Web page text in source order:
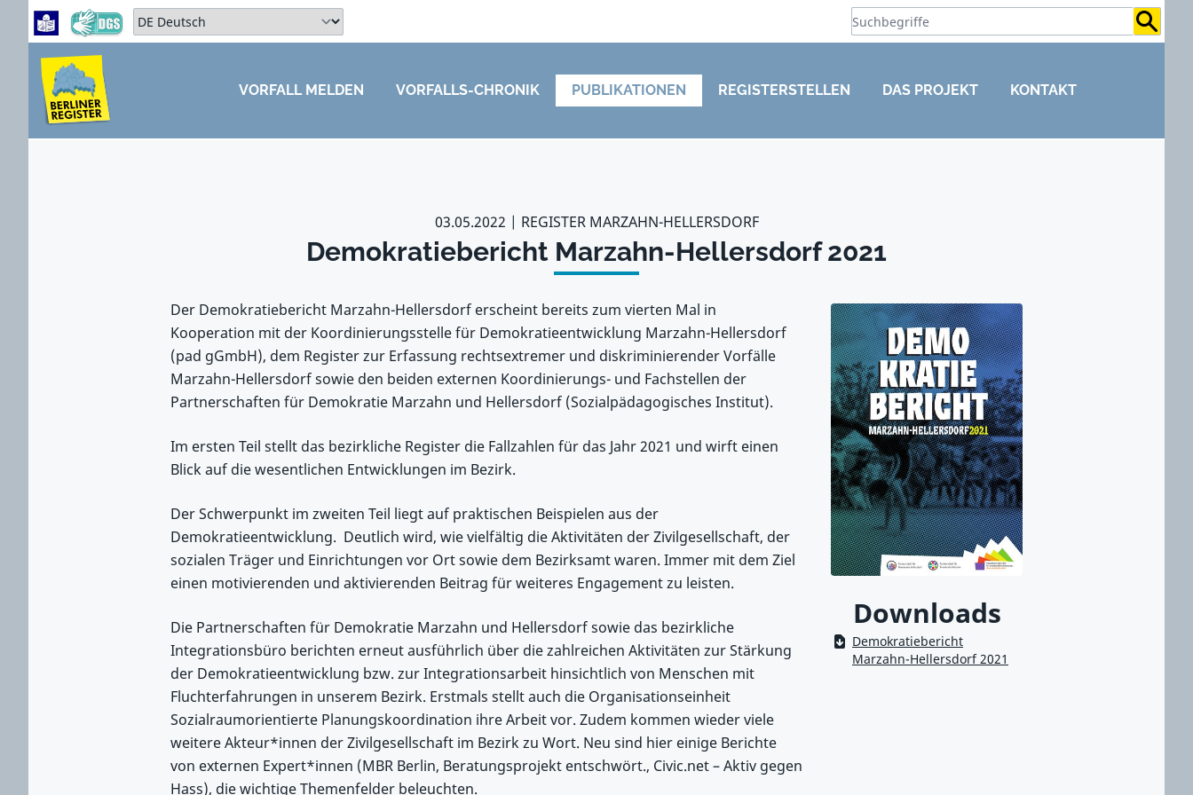
Zum Hauptbereich springen
Zum Hauptmenü springen
Sprache auswählen:
ZUM HAUPTBEREICH SPRINGEN
VORFALL MELDEN VORFALLS-CHRONIK PUBLIKATIONEN REGISTERSTELLEN DAS PROJEKT KONTAKT
03.05.2022 REGISTER MARZAHN-HELLERSDORF
Demokratiebericht Marzahn-Hellersdorf 2021
Der Demokratiebericht Marzahn-Hellersdorf erscheint bereits zum vierten Mal in
Kooperation mit der Koordinierungsstelle für Demokratieentwicklung Marzahn-Hellersdorf
(pad gGmbH), dem Register zur Erfassung rechtsextremer und diskriminierender Vorfälle
Marzahn-Hellersdorf sowie den beiden externen Koordinierungs- und Fachstellen der
Partnerschaften für Demokratie Marzahn und Hellersdorf (Sozialpädagogisches Institut).
Im ersten Teil stellt das bezirkliche Register die Fallzahlen für das Jahr 2021 und wirft einen
Blick auf die wesentlichen Entwicklungen im Bezirk.
Der Schwerpunkt im zweiten Teil liegt auf praktischen Beispielen aus der
Demokratieentwicklung. Deutlich wird, wie vielfältig die Aktivitäten der Zivilgesellschaft, der
sozialen Träger und Einrichtungen vor Ort sowie dem Bezirksamt waren. Immer mit dem Ziel
einen motivierenden und aktivierenden Beitrag für weiteres Engagement zu leisten.
Die Partnerschaften für Demokratie Marzahn und Hellersdorf sowie das bezirkliche
Integrationsbüro berichten erneut ausführlich über die zahlreichen Aktivitäten zur Stärkung
der Demokratieentwicklung bzw. zur Integrationsarbeit hinsichtlich von Menschen mit
Fluchterfahrungen in unserem Bezirk. Erstmals stellt auch die Organisationseinheit
Sozialraumorientierte Planungskoordination ihre Arbeit vor. Zudem kommen wieder viele
weitere Akteur*innen der Zivilgesellschaft im Bezirk zu Wort. Neu sind hier einige Berichte
von externen Expert*innen (MBR Berlin, Beratungsprojekt entschwört., Civic.net – Aktiv gegen
Hass), die wichtige Themenfelder beleuchten.
Downloads
Demokratiebericht
Marzahn-Hellersdorf 2021